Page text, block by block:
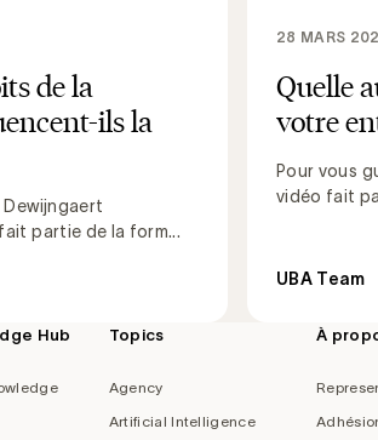
de la
ils la
Dewijngaert
partie de la form...
Quelle
votre
Pour vous
vidéo fait
28 MARS
UBA Team
Hub Topics
Agency
Artificial Intelligence
À